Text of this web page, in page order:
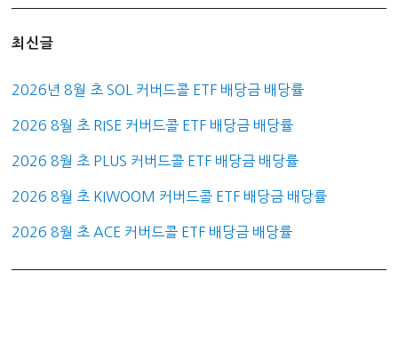
최신글
2026년 8월 초 SOL 커버드콜 ETF 배당금 배당률
2026 8월 초 RISE 커버드콜 ETF 배당금 배당률
2026 8월 초 PLUS 커버드콜 ETF 배당금 배당률
2026 8월 초 KIWOOM 커버드콜 ETF 배당금 배당률
2026 8월 초 ACE 커버드콜 ETF 배당금 배당률